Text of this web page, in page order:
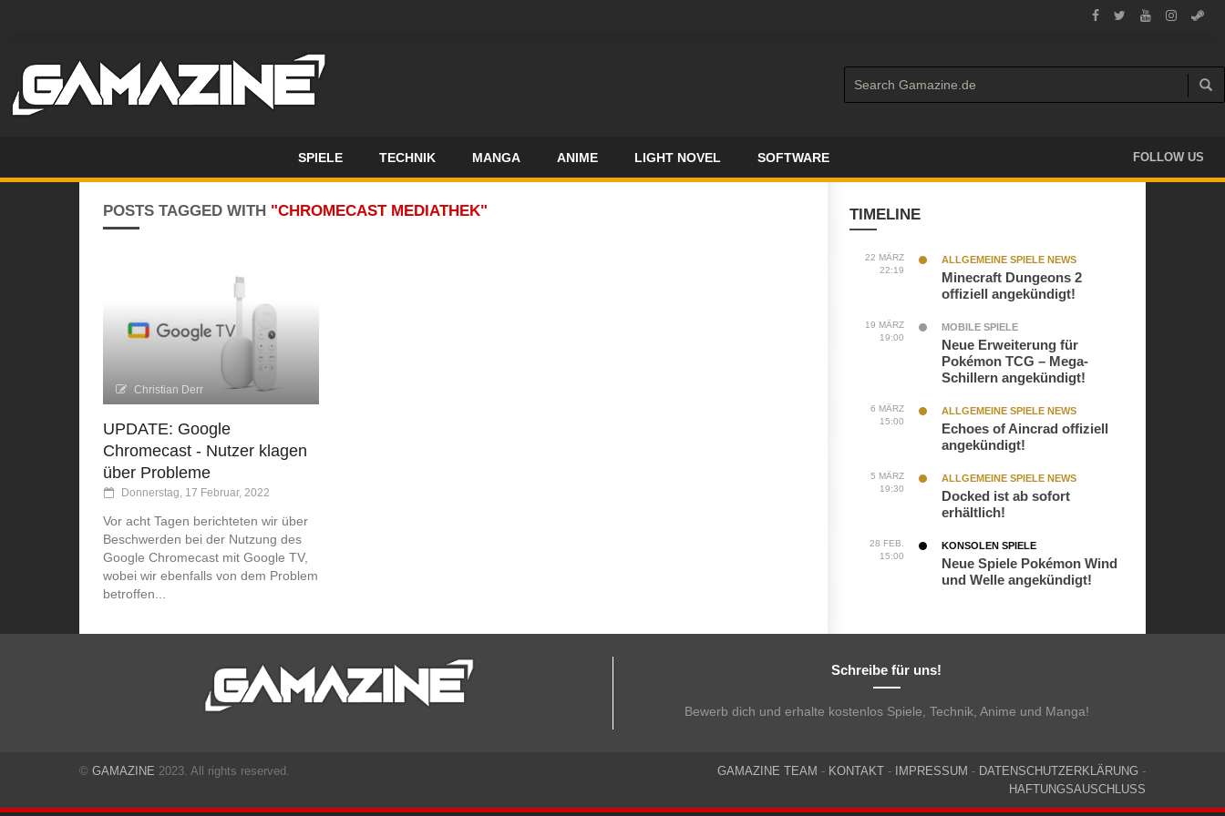
SPIELE TECHNIK MANGA ANIME LIGHT NOVEL SOFTWARE FOLLOW US
POSTS TAGGED WITH "CHROMECAST MEDIATHEK"
Christian Derr
UPDATE: Google
Chromecast - Nutzer klagen
über Probleme
Donnerstag, 17 Februar, 2022
Vor acht Tagen berichteten wir über
Beschwerden bei der Nutzung des
Google Chromecast mit Google TV,
wobei wir ebenfalls von dem Problem
betroffen...
TIMELINE
22 MÄRZ
22:19
ALLGEMEINE SPIELE NEWS
Minecraft Dungeons 2
offiziell angekündigt!
19 MÄRZ
19:00
MOBILE SPIELE
Neue Erweiterung für
Pokémon TCG – Mega-
Schillern angekündigt!
6 MÄRZ
15:00
ALLGEMEINE SPIELE NEWS
Echoes of Aincrad offiziell
angekündigt!
5 MÄRZ
19:30
ALLGEMEINE SPIELE NEWS
Docked ist ab sofort
erhältlich!
28 FEB.
15:00
KONSOLEN SPIELE
Neue Spiele Pokémon Wind
und Welle angekündigt!
Schreibe für uns!
Bewerb dich und erhalte kostenlos Spiele, Technik, Anime und Manga!
© GAMAZINE 2023. All rights reserved. GAMAZINE TEAM - KONTAKT - IMPRESSUM - DATENSCHUTZERKLÄRUNG -
HAFTUNGSAUSCHLUSS